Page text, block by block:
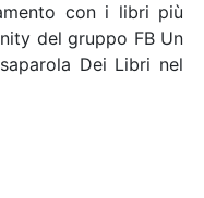
con i libri più
del gruppo FB Un
Dei Libri nel